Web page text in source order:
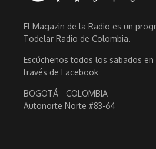
El Magazin de la Radio es un
Todelar Radio de Colombia.
Escúchenos todos los sabados
través de Facebook
BOGOTÁ - COLOMBIA
Autonorte Norte #83-64